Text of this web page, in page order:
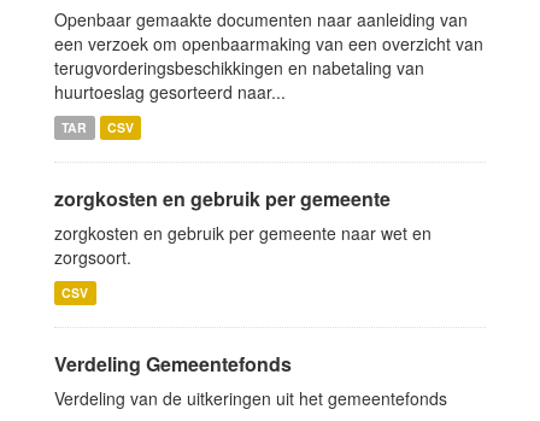
Openbaar gemaakte documenten naar aanleiding van
een verzoek om openbaarmaking van een overzicht van
terugvorderingsbeschikkingen en nabetaling van
huurtoeslag gesorteerd naar...
TAR CSV
zorgkosten en gebruik per gemeente
zorgkosten en gebruik per gemeente naar wet en
zorgsoort.
CSV
Verdeling Gemeentefonds
Verdeling van de uitkeringen uit het gemeentefonds